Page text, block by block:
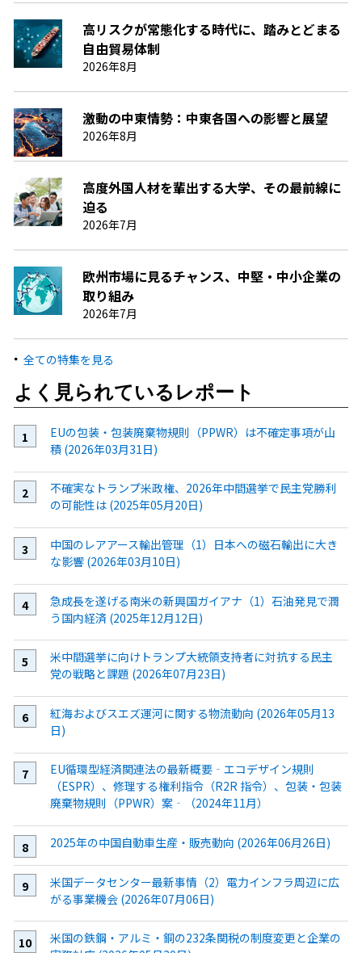
高リスクが常態化する時代に、踏みとどまる
自由貿易体制
2026年8月
激動の中東情勢：中東各国への影響と展望
2026年8月
高度外国人材を輩出する大学、その最前線に
迫る
2026年7月
欧州市場に見るチャンス、中堅・中小企業の
取り組み
2026年7月
全ての特集を見る
よく見られているレポート
EUの包装・包装廃棄物規則（PPWR）は不確定事項が山
積 (2026年03月31日)
不確実なトランプ米政権、2026年中間選挙で民主党勝利
の可能性は (2025年05月20日)
中国のレアアース輸出管理（1）日本への磁石輸出に大き
な影響 (2026年03月10日)
急成長を遂げる南米の新興国ガイアナ（1）石油発見で潤
う国内経済 (2025年12月12日)
米中間選挙に向けトランプ大統領支持者に対抗する民主
党の戦略と課題 (2026年07月23日)
紅海およびスエズ運河に関する物流動向 (2026年05月13
日)
EU循環型経済関連法の最新概要‐エコデザイン規則
（ESPR）、修理する権利指令（R2R 指令）、包装・包装
廃棄物規則（PPWR）案‐（2024年11月）
2025年の中国自動車生産・販売動向 (2026年06月26日)
米国データセンター最新事情（2）電力インフラ周辺に広
がる事業機会 (2026年07月06日)
米国の鉄鋼・アルミ・銅の232条関税の制度変更と企業の